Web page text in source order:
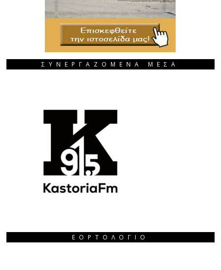
ΣΥΝΕΡΓΑΖΟΜΕΝΑ ΜΕΣΑ
ΕΟΡΤΟΛΌΓΙΟ